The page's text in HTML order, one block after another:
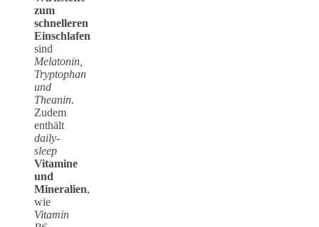
zum
schnelleren
Einschlafen
sind
Melatonin,
Tryptophan
und
Theanin.
Zudem
enthält
daily-
sleep
Vitamine
und
Mineralien,
wie
Vitamin